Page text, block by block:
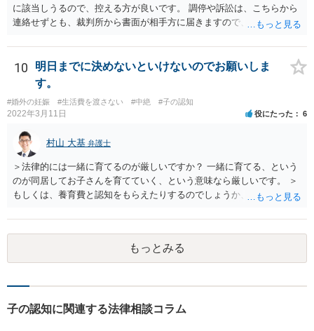
に該当しうるので、控える方が良いです。 調停や訴訟は、こちらから
連絡せずとも、裁判所から書面が相手方に届きますので、連絡不要で
いのであれば、調停や訴訟をするしかないかと思います。
10
明日までに決めないといけないのでお願いしま
す。
#婚外の妊娠 #生活費を渡さない #中絶 #子の認知
2022年3月11日 役にたった 6
村山 大基 弁護士
＞法律的には一緒に育てるのが厳しいですか？ 一緒に育てる、という
のが同居してお子さんを育てていく、という意味なら厳しいです。 ＞
もしくは、養育費と認知をもらえたりするのでしょうか、 相手が認知
す。 また、認知されたことを前提に、父親として子を養う義務があり
ますので、 養育費を請求できます。 ただ、極端な話相手に収入がなか
ったり、行方不明だったりすると、実際上の回収が難しい可能性はあ
ります。
もっとみる
子の認知に関連する法律相談コラム